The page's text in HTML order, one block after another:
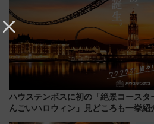
ハウステンボスに初の「絶景コース
んごいハロウィン」見どころも一挙紹